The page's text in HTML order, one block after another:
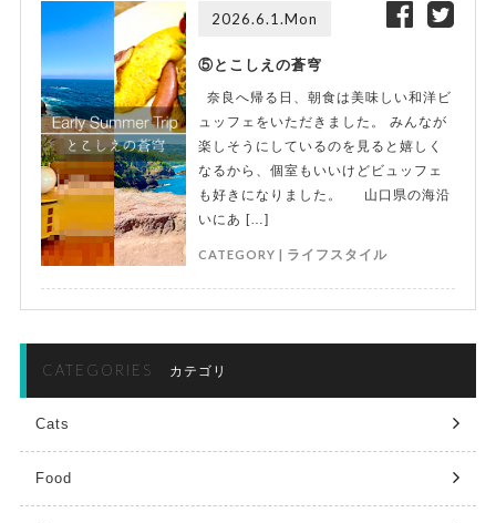
2026.6.1.Mon
⑤とこしえの蒼穹
奈良へ帰る日、朝食は美味しい和洋ビ
ュッフェをいただきました。 みんなが
楽しそうにしているのを見ると嬉しく
なるから、個室もいいけどビュッフェ
も好きになりました。 山口県の海沿
いにあ […]
CATEGORY | ライフスタイル
CATEGORIES カテゴリ
Cats
Food